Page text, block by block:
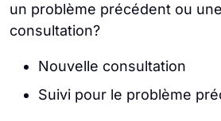
un problème précédent ou
consultation?
Nouvelle consultation
Suivi pour le problème